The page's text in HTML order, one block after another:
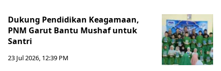
Dukung Pendidikan Keagamaan,
PNM Garut Bantu Mushaf untuk
Santri
23 Jul 2026, 12:39 PM